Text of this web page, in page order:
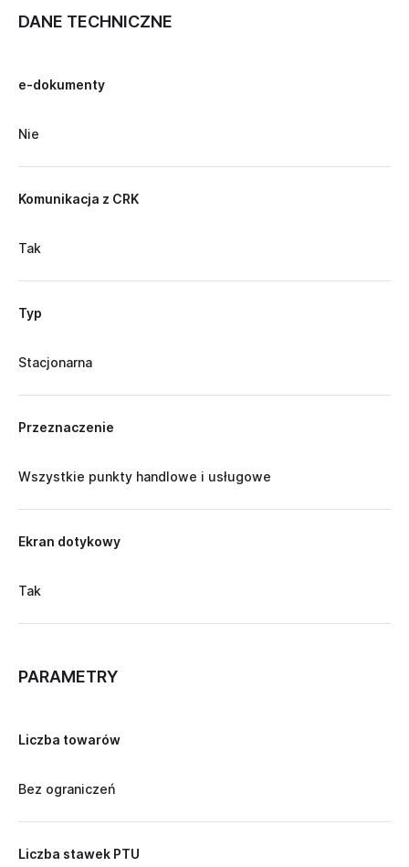
DANE TECHNICZNE
e-dokumenty
Nie
Komunikacja z CRK
Tak
Typ
Stacjonarna
Przeznaczenie
Wszystkie punkty handlowe i usługowe
Ekran dotykowy
Tak
PARAMETRY
Liczba towarów
Bez ograniczeń
Liczba stawek PTU